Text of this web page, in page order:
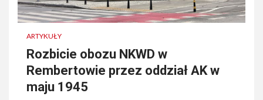
ARTYKUŁY
Rozbicie obozu NKWD w
Rembertowie przez oddział AK w
maju 1945